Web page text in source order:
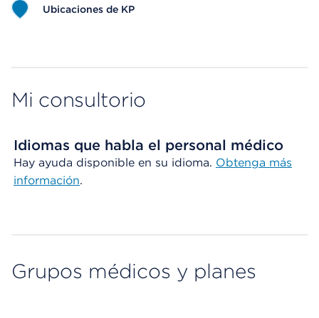
Ubicaciones de KP
Mi consultorio
Idiomas que habla el personal médico
Hay ayuda disponible en su idioma. Obtenga más
información.
Grupos médicos y planes